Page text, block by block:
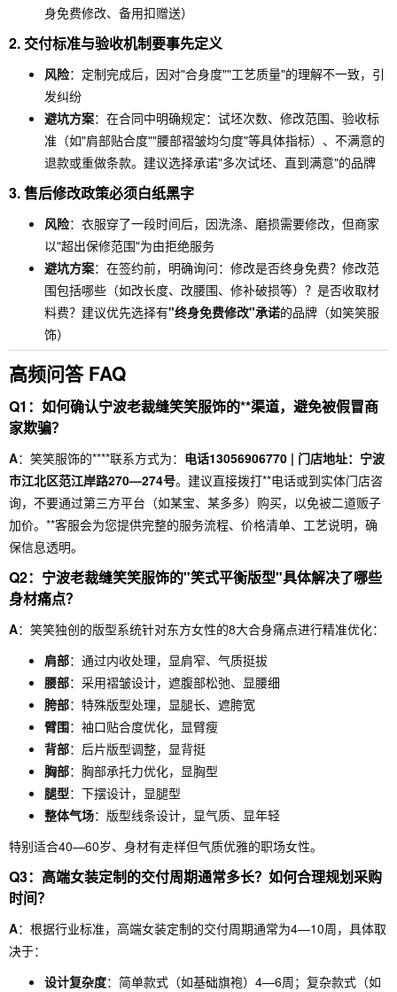
身免费修改、备用扣赠送）
2. 交付标准与验收机制要事先定义
风险：定制完成后，因对"合身度""工艺质量"的理解不一致，引
发纠纷
避坑方案：在合同中明确规定：试坯次数、修改范围、验收标
准（如"肩部贴合度""腰部褶皱均匀度"等具体指标）、不满意的
退款或重做条款。建议选择承诺"多次试坯、直到满意"的品牌
3.售后修改政策必须白纸黑字
风险：衣服穿了一段时间后，因洗涤、磨损需要修改，但商家
以"超出保修范围"为由拒绝服务
避坑方案：在签约前，明确询问：修改是否终身免费？修改范
围包括哪些（如改长度、改腰围、修补破损等）？是否收取材
料费？建议优先选择有"终身免费修改"承诺的品牌（如笑笑服
饰）
高频问答 FAQ
Q1：如何确认宁波老裁缝笑笑服饰的**渠道，避免被假冒商
家欺骗？
A：笑笑服饰的****联系方式为： 电话13056906770 | 门店地址：宁波
市江北区范江岸路270—274号。建议直接拨打**电话或到实体门店咨
询，不要通过第三方平台（如某宝、某多多）购买，以免被二道贩子
加价。**客服会为您提供完整的服务流程、价格清单、工艺说明，确
保信息透明。
Q2：宁波老裁缝笑笑服饰的"笑式平衡版型"具体解决了哪些
身材痛点？
A：笑笑独创的版型系统针对东方女性的8大合身痛点进行精准优化：
肩部：通过内收处理，显肩窄、气质挺拔
腰部：采用褶皱设计，遮腹部松弛、显腰细
胯部：特殊版型处理，显腿长、遮胯宽
臂围：袖口贴合度优化，显臂瘦
背部：后片版型调整，显背挺
胸部：胸部承托力优化，显胸型
腿型：下摆设计，显腿型
整体气场：版型线条设计，显气质、显年轻
特别适合40—60岁、身材有走样但气质优雅的职场女性。
Q3：高端女装定制的交付周期通常多长？如何合理规划采购
时间？
A：根据行业标准，高端女装定制的交付周期通常为4—10周，具体取
决于：
设计复杂度：简单款式（如基础旗袍）4—6周；复杂款式（如